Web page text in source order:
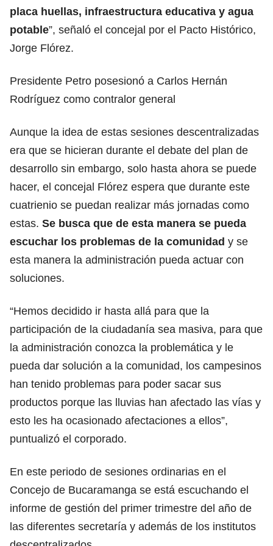
placa huellas, infraestructura educativa y agua
potable”, señaló el concejal por el Pacto Histórico,
Jorge Flórez.
Presidente Petro posesionó a Carlos Hernán
Rodríguez como contralor general
Aunque la idea de estas sesiones descentralizadas
era que se hicieran durante el debate del plan de
desarrollo sin embargo, solo hasta ahora se puede
hacer, el concejal Flórez espera que durante este
cuatrienio se puedan realizar más jornadas como
estas. Se busca que de esta manera se pueda
escuchar los problemas de la comunidad y se
esta manera la administración pueda actuar con
soluciones.
“Hemos decidido ir hasta allá para que la
participación de la ciudadanía sea masiva, para que
la administración conozca la problemática y le
pueda dar solución a la comunidad, los campesinos
han tenido problemas para poder sacar sus
productos porque las lluvias han afectado las vías y
esto les ha ocasionado afectaciones a ellos”,
puntualizó el corporado.
En este periodo de sesiones ordinarias en el
Concejo de Bucaramanga se está escuchando el
informe de gestión del primer trimestre del año de
las diferentes secretaría y además de los institutos